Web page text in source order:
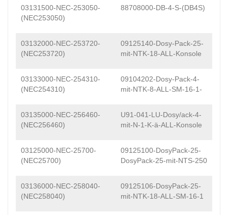
03131500-NEC-253050-
(NEC253050)
88708000-DB-4-S-(DB4S)
03132000-NEC-253720-
(NEC253720)
09125140-Dosy-Pack-25-
mit-NTK-18-ALL-Konsole
03133000-NEC-254310-
(NEC254310)
09104202-Dosy-Pack-4-
mit-NTK-8-ALL-SM-16-1-
03135000-NEC-256460-
(NEC256460)
U91-041-LU-Dosy/ack-4-
mit-N-1-K-ä-ALL-Konsole
03125000-NEC-25700-
(NEC25700)
09125100-DosyPack-25-
DosyPack-25-mit-NTS-250
03136000-NEC-258040-
(NEC258040)
09125106-DosyPack-25-
mit-NTK-18-ALL-SM-16-1